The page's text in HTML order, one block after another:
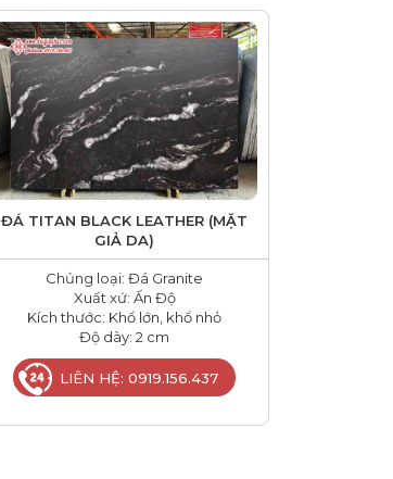
ĐÁ TITAN BLACK LEATHER (MẶT
GIẢ DA)
Chủng loại: Đá Granite
Xuất xứ: Ấn Độ
Kích thước: Khổ lớn, khổ nhỏ
Độ dày: 2 cm
LIÊN HỆ: 0919.156.437